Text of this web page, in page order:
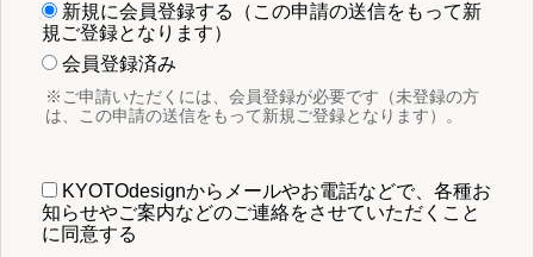
新規に会員登録する（この申請の送信をもって新
規ご登録となります）
会員登録済み
※ご申請いただくには、会員登録が必要です（未登録の方
は、この申請の送信をもって新規ご登録となります）。
KYOTOdesignからメールやお電話などで、各種お
知らせやご案内などのご連絡をさせていただくこと
に同意する